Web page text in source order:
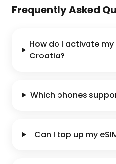
Frequently Asked
How do I activate my
Croatia?
Which phones
Can I top up my